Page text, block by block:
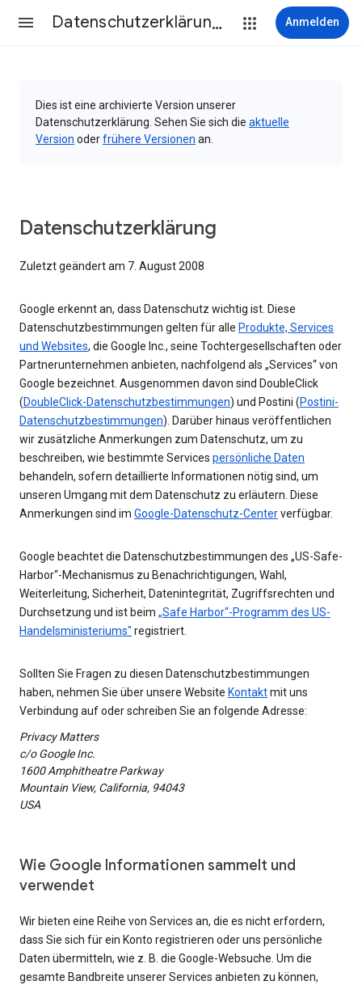
Datenschutzerklärung & Nutzungsbedingungen Anmelden
Dies ist eine archivierte Version unserer
Datenschutzerklärung. Sehen Sie sich die aktuelle
Version oderfrühere Versionen an.
Datenschutzerklärung
Zuletzt geändert am 7. August 2008
Google erkennt an, dass Datenschutz wichtig ist. Diese
Datenschutzbestimmungen gelten für alle Produkte, Services
und Websites, die Google Inc., seine Tochtergesellschaften oder
Partnerunternehmen anbieten, nachfolgend als „Services“ von
Google bezeichnet. Ausgenommen davon sind DoubleClick
(DoubleClick-Datenschutzbestimmungen) und Postini (Postini-
Datenschutzbestimmungen). Darüber hinaus veröffentlichen
wir zusätzliche Anmerkungen zum Datenschutz, um zu
beschreiben, wie bestimmte Services persönliche Daten
behandeln, sofern detaillierte Informationen nötig sind, um
unseren Umgang mit dem Datenschutz zu erläutern. Diese
Anmerkungen sind im Google-Datenschutz-Centerverfügbar.
Google beachtet die Datenschutzbestimmungen des „US-Safe-
Harbor“-Mechanismus zu Benachrichtigungen, Wahl,
Weiterleitung, Sicherheit, Datenintegrität, Zugriffsrechten und
Durchsetzung und ist beim „Safe Harbor“-Programm des US-
Handelsministeriums" registriert.
Sollten Sie Fragen zu diesen Datenschutzbestimmungen
haben, nehmen Sie über unsere Website Kontaktmit uns
Verbindung auf oder schreiben Sie an folgende Adresse:
Privacy Matters
c/o Google Inc.
1600 Amphitheatre Parkway
Mountain View, California, 94043
USA
Wie Google Informationen sammelt und
verwendet
Wir bieten eine Reihe von Services an, die es nicht erfordern,
dass Sie sich für ein Konto registrieren oder uns persönliche
Daten übermitteln, wie z. B. die Google-Websuche. Um die
gesamte Bandbreite unserer Services anbieten zu können,